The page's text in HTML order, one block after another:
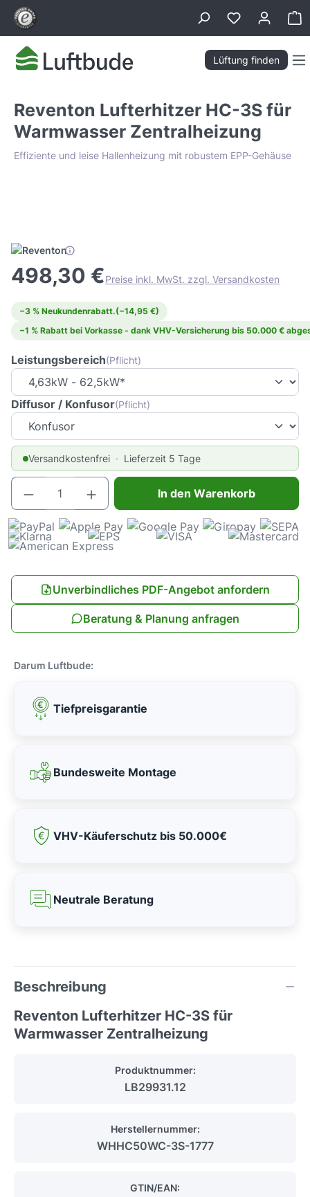
springen
Lüftung finden
Reventon Lufterhitzer HC-3S für
Warmwasser Zentralheizung
Effiziente und leise Hallenheizung mit robustem EPP-Gehäuse
Tiefpreis Garantie
498,30 €Preise inkl. MwSt. zzgl. Versandkosten
−3 % Neukundenrabatt.(−14,95 €)
−1 % Rabatt bei Vorkasse - dank VHV-Versicherung bis 50.000 €
Leistungsbereich(Pflicht)
Diffusor / Konfusor(Pflicht)
Versandkostenfrei Lieferzeit 5 Tage
Produkt Anzahl: Gib den gewünschten
In den Warenkorb
Unverbindliches PDF-Angebot anfordern
Beratung & Planung anfragen
Darum Luftbude:
Tiefpreisgarantie
Bundesweite Montage
VHV-Käuferschutz bis 50.000€
Neutrale Beratung
Beschreibung
Reventon Lufterhitzer HC-3S für
Warmwasser Zentralheizung
Produktnummer:
LB29931.12
Herstellernummer:
WHHC50WC-3S-1777
GTIN/EAN: